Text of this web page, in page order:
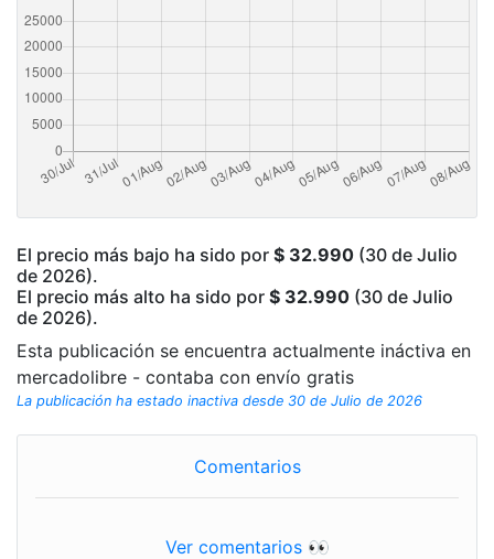
El precio más bajo ha sido por $ 32.990 (30 de Julio
de 2026).
El precio más alto ha sido por $ 32.990 (30 de Julio
de 2026).
Esta publicación se encuentra actualmente ináctiva en
mercadolibre - contaba con envío gratis
La publicación ha estado inactiva desde 30 de Julio de 2026
Comentarios
Ver comentarios 👀